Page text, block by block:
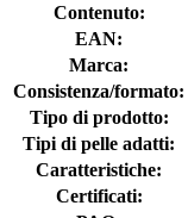
Contenuto:
EAN:
Marca:
Consistenza/formato:
Tipo di prodotto:
Tipi di pelle adatti:
Caratteristiche:
Certificati: